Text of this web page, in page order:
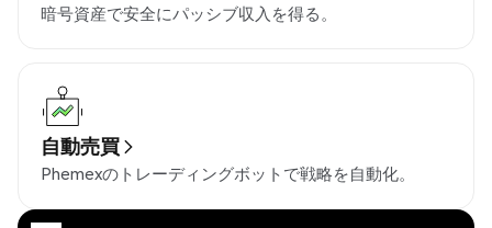
暗号資産で安全にパッシブ収入を得る。
自動売買
Phemexのトレーディングボットで戦略を自動化。